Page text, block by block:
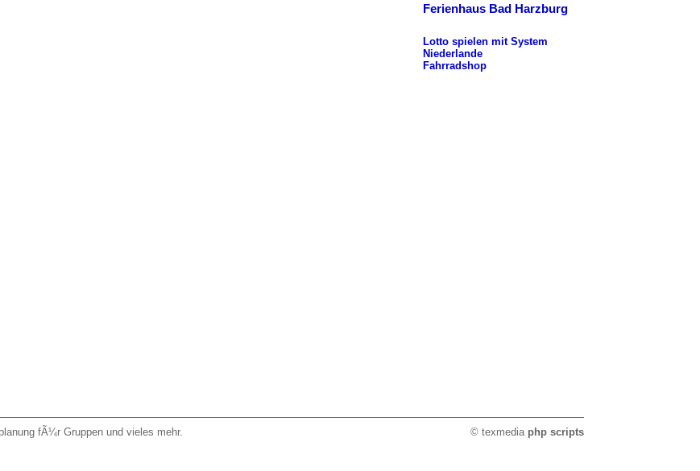
Ferienhaus Bad Harzburg
Lotto spielen mit System
Niederlande
Fahrradshop
fÃ¼r Gruppen und vieles mehr. © texmedia php scripts